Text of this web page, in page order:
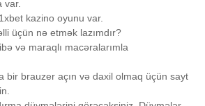
var.
kazino oyunu var.
üçün nə etmək lazımdır?
və maraqlı macəralarımla
bir brauzer açın və daxil olmaq üçün sayt